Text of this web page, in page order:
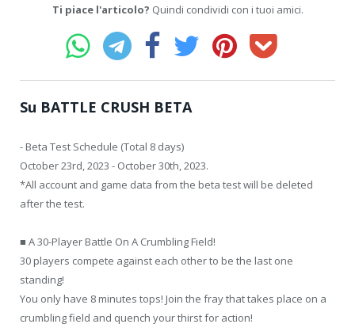
Ti piace l'articolo? Quindi condividi con i tuoi amici.
Su BATTLE CRUSH BETA
- Beta Test Schedule (Total 8 days)
October 23rd, 2023 - October 30th, 2023.
*All account and game data from the beta test will be deleted
after the test.
■ A 30-Player Battle On A Crumbling Field!
30 players compete against each other to be the last one
standing!
You only have 8 minutes tops! Join the fray that takes place on a
crumbling field and quench your thirst for action!